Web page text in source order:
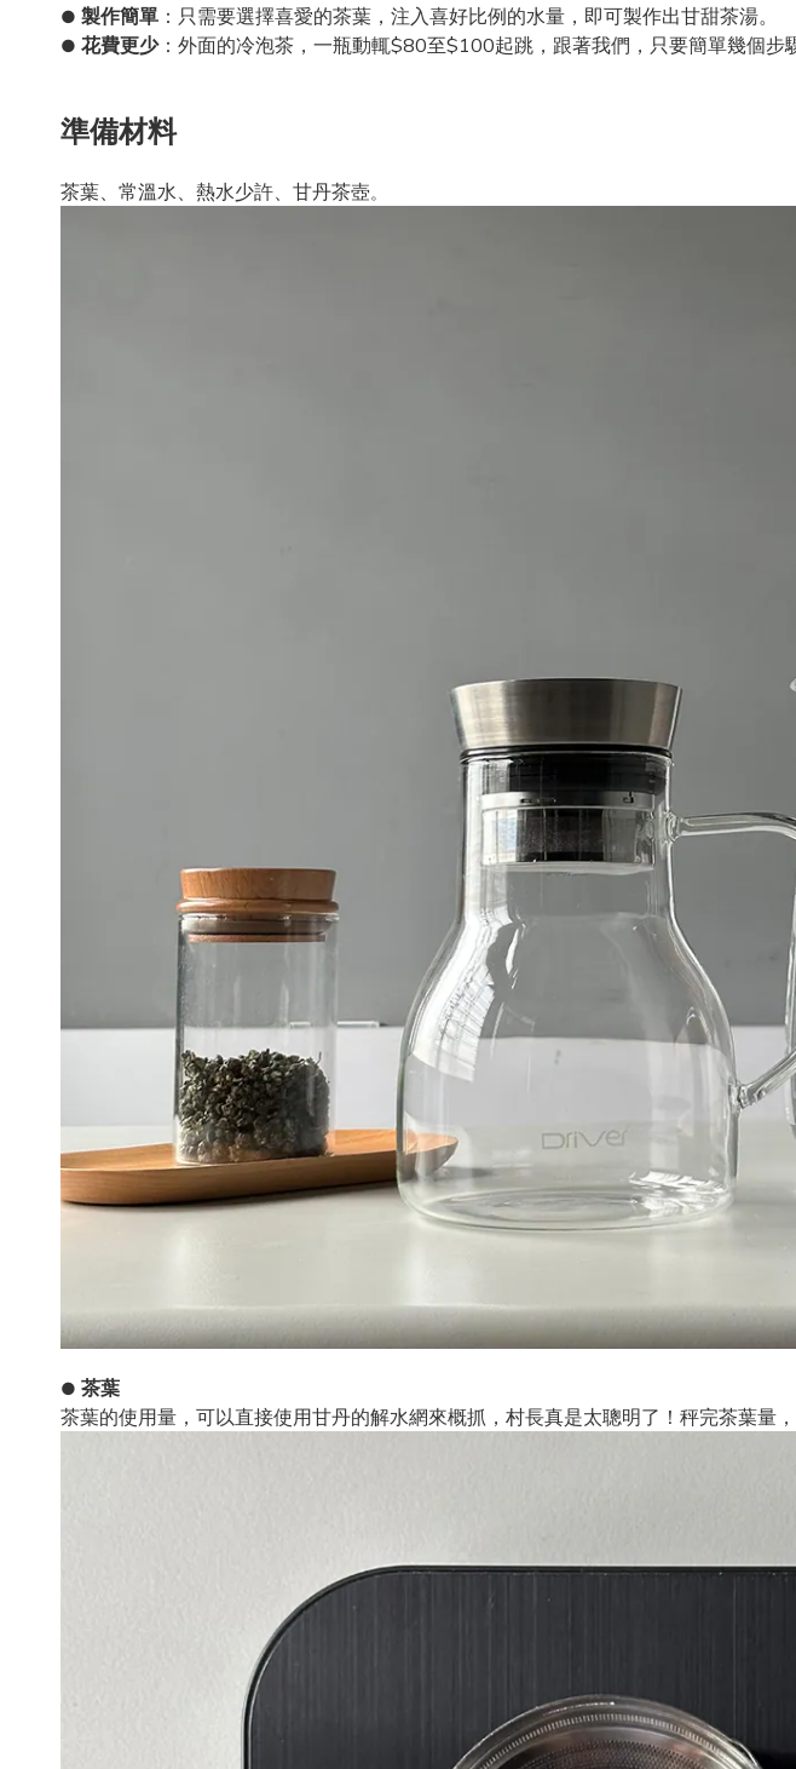
● 製作簡單 ：只需要選擇喜愛的茶葉，注入喜好比例的水量，即可製作出甘甜茶湯。
● 花費更少：外面的冷泡茶，一瓶動輒$80至$100起跳，跟著我們，只要簡單幾個步
準備材料
茶葉、 常溫水、 熱水少許、甘丹茶壺。
● 茶葉
茶葉的使用量，可以直接使用甘丹的解水網來概抓，村長真是太聰明了！秤完茶葉量